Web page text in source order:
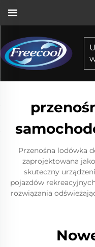
Przenośna lodówka
zaprojektowana
skuteczny
pojazdów
rozwiązania